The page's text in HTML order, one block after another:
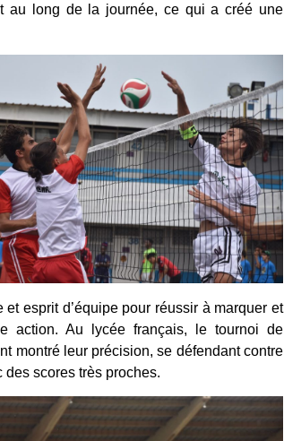
au long de la journée, ce qui a créé une
esprit d’équipe pour réussir à marquer et
action. Au lycée français, le tournoi de
montré leur précision, se défendant contre
des scores très proches.